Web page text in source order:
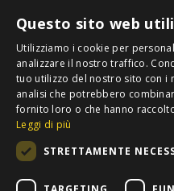
Questo sito web
Utilizziamo i cookie per
analizzare il nostro traffico.
tuo utilizzo del nostro sito con i
analisi che potrebbero
fornito loro o che hanno
Leggi di più
STRETTAMENTE